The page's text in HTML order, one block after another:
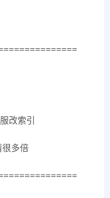
改索引
很多倍